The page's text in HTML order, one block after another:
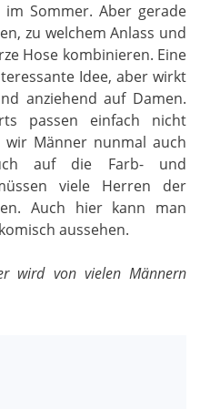
Sommer. Aber gerade
zu welchem Anlass und
Hose kombinieren. Eine
Idee, aber wirkt
anziehend auf Damen.
passen einfach nicht
Männer nunmal auch
auf die Farb- und
viele Herren der
Auch hier kann man
aussehen.
wird von vielen Männern